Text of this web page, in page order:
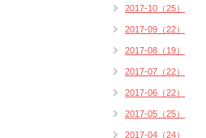
2017-10（25）
2017-09（22）
2017-08（19）
2017-07（22）
2017-06（22）
2017-05（25）
2017-04（24）